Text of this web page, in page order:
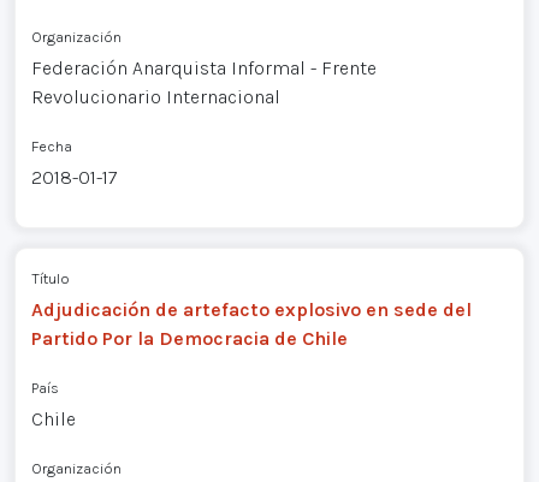
Organización
Federación Anarquista Informal - Frente
Revolucionario Internacional
Fecha
2018-01-17
Título
Adjudicación de artefacto explosivo en sede del
Partido Por la Democracia de Chile
País
Chile
Organización